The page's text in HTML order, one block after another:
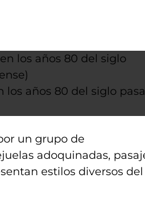
los años 80 del siglo
un grupo de
adoquinadas,
estilos diversos del